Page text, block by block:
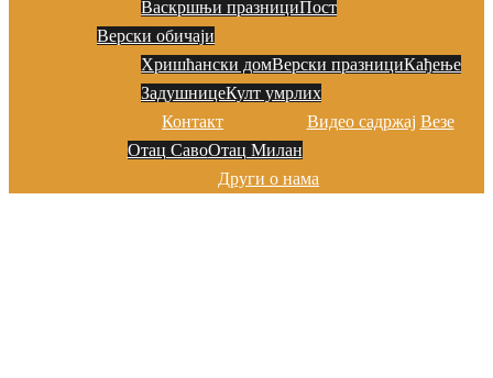
Васкршњи празнициПост
Верски обичаји
Хришћански домВерски празнициКађење
ЗадушницеКулт умрлих
Контакт
Отац СавоОтац Милан
Видео садржај Везе
Други о нама